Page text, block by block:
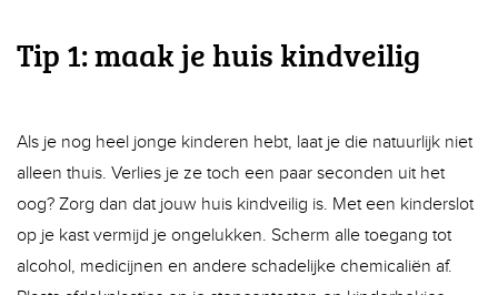
Tip 1: maak je huis kindveilig
Als je nog heel jonge kinderen hebt, laat je die natuurlijk niet
alleen thuis. Verlies je ze toch een paar seconden uit het
oog? Zorg dan dat jouw huis kindveilig is. Met een kinderslot
op je kast vermijd je ongelukken. Scherm alle toegang tot
alcohol, medicijnen en andere schadelijke chemicaliën af.